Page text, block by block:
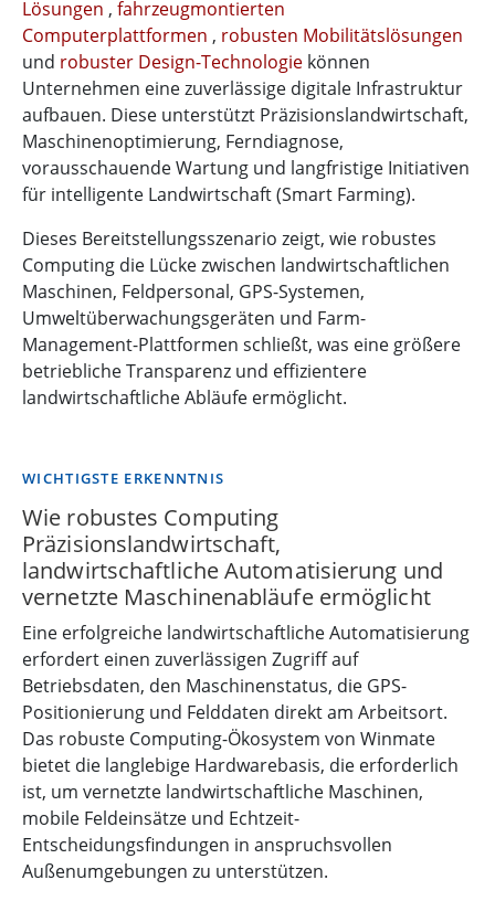
Lösungen , fahrzeugmontierten
Computerplattformen , robusten Mobilitätslösungen
und robuster Design-Technologie können
Unternehmen eine zuverlässige digitale Infrastruktur
aufbauen. Diese unterstützt Präzisionslandwirtschaft,
Maschinenoptimierung, Ferndiagnose,
vorausschauende Wartung und langfristige Initiativen
für intelligente Landwirtschaft (Smart Farming).
Dieses Bereitstellungsszenario zeigt, wie robustes
Computing die Lücke zwischen landwirtschaftlichen
Maschinen, Feldpersonal, GPS-Systemen,
Umweltüberwachungsgeräten und Farm-
Management-Plattformen schließt, was eine größere
betriebliche Transparenz und effizientere
landwirtschaftliche Abläufe ermöglicht.
WICHTIGSTE ERKENNTNIS
Wie robustes Computing
Präzisionslandwirtschaft,
landwirtschaftliche Automatisierung und
vernetzte Maschinenabläufe ermöglicht
Eine erfolgreiche landwirtschaftliche Automatisierung
erfordert einen zuverlässigen Zugriff auf
Betriebsdaten, den Maschinenstatus, die GPS-
Positionierung und Felddaten direkt am Arbeitsort.
Das robuste Computing-Ökosystem von Winmate
bietet die langlebige Hardwarebasis, die erforderlich
ist, um vernetzte landwirtschaftliche Maschinen,
mobile Feldeinsätze und Echtzeit-
Entscheidungsfindungen in anspruchsvollen
Außenumgebungen zu unterstützen.